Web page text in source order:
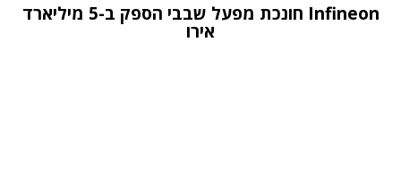
Infineon חונכת מפעל שבבי הספק ב-5 מיליארד
אירו